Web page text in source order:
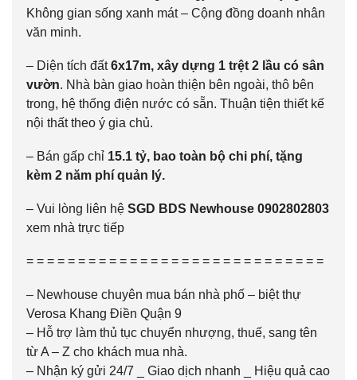
Không gian sống xanh mát – Cộng đồng doanh nhân
văn minh.
– Diện tích đất6x17m, xây dựng 1 trệt 2 lầu có sân
vườn. Nhà bàn giao hoàn thiện bên ngoài, thô bên
trong, hệ thống điện nước có sẵn. Thuận tiện thiết kế
nội thất theo ý gia chủ.
– Bán gấp chỉ 15.1 tỷ, bao toàn bộ chi phí, tặng
kèm 2 năm phí quản lý.
– Vui lòng liên hệ SGD BDS Newhouse 0902802803
xem nhà trực tiếp
= = = = = = = = = = = = = = = = = = = = = = = = = = = = =
– Newhouse chuyên mua bán nhà phố – biệt thự
Verosa Khang Điền Quận 9
– Hỗ trợ làm thủ tục chuyển nhượng, thuế, sang tên
từ A – Z cho khách mua nhà.
– Nhận ký gửi 24/7 _ Giao dịch nhanh _ Hiệu quả cao